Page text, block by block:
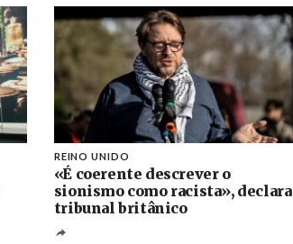
REINO UNIDO
«É coerente descrever o
sionismo como racista», declara
tribunal britânico